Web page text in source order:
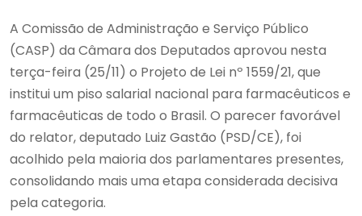
A Comissão de Administração e Serviço Público
(CASP) da Câmara dos Deputados aprovou nesta
terça-feira (25/11) o Projeto de Lei nº 1559/21, que
institui um piso salarial nacional para farmacêuticos e
farmacêuticas de todo o Brasil. O parecer favorável
do relator, deputado Luiz Gastão (PSD/CE), foi
acolhido pela maioria dos parlamentares presentes,
consolidando mais uma etapa considerada decisiva
pela categoria.